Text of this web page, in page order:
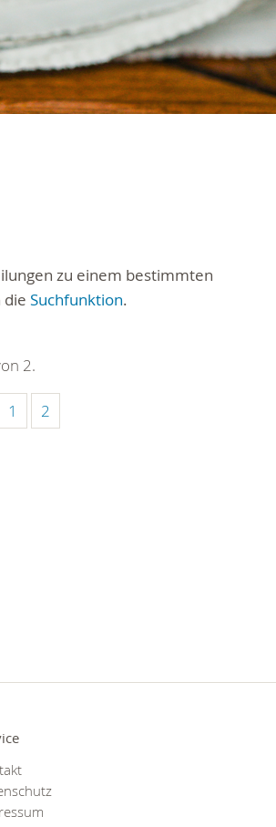
zu einem bestimmten
die Suchfunktion.
2.
1 2